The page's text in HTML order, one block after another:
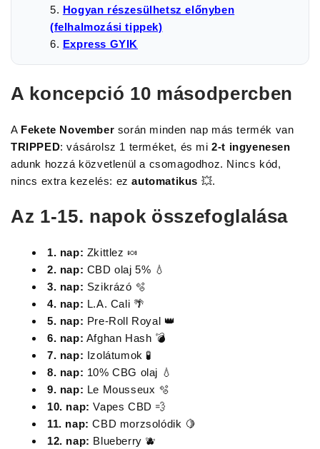
Hogyan részesülhetsz előnyben
(felhalmozási tippek)
Express GYIK
A koncepció 10 másodpercben
A Fekete November során minden nap más termék van
TRIPPED: vásárolsz 1 terméket, és mi2-t ingyenesen
adunk hozzá közvetlenül a csomagodhoz. Nincs kód,
nincs extra kezelés: ezautomatikus 💥.
Az 1-15. napok összefoglalása
1. nap: Zkittlez 🍬
2. nap: CBD olaj 5% 💧
3. nap: Szikrázó 🫧
4. nap: L.A. Cali 🌴
5. nap: Pre-Roll Royal 👑
6. nap: Afghan Hash 💣
7. nap: Izolátumok 🧪
8. nap: 10% CBG olaj 💧
9. nap: Le Mousseux 🫧
10. nap: Vapes CBD 💨
11. nap: CBD morzsolódik 🍋
12. nap: Blueberry 🫐